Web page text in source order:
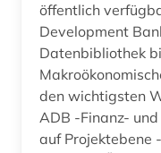
deutsch (26)
öffentlich
Development Bank
Datenbibliothek
den wichtigsten
ADB -Finanz- und Unternehmensdaten -Daten
auf Projektebene